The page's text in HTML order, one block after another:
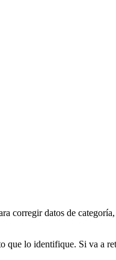
corregir datos de
que lo identifique. Si va a